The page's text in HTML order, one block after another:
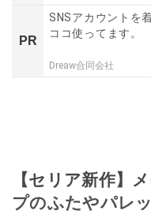
PR
SNSアカウントを
ココ使ってます。
Dreaw合同会社
【セリア新作】
プのふたやパレ